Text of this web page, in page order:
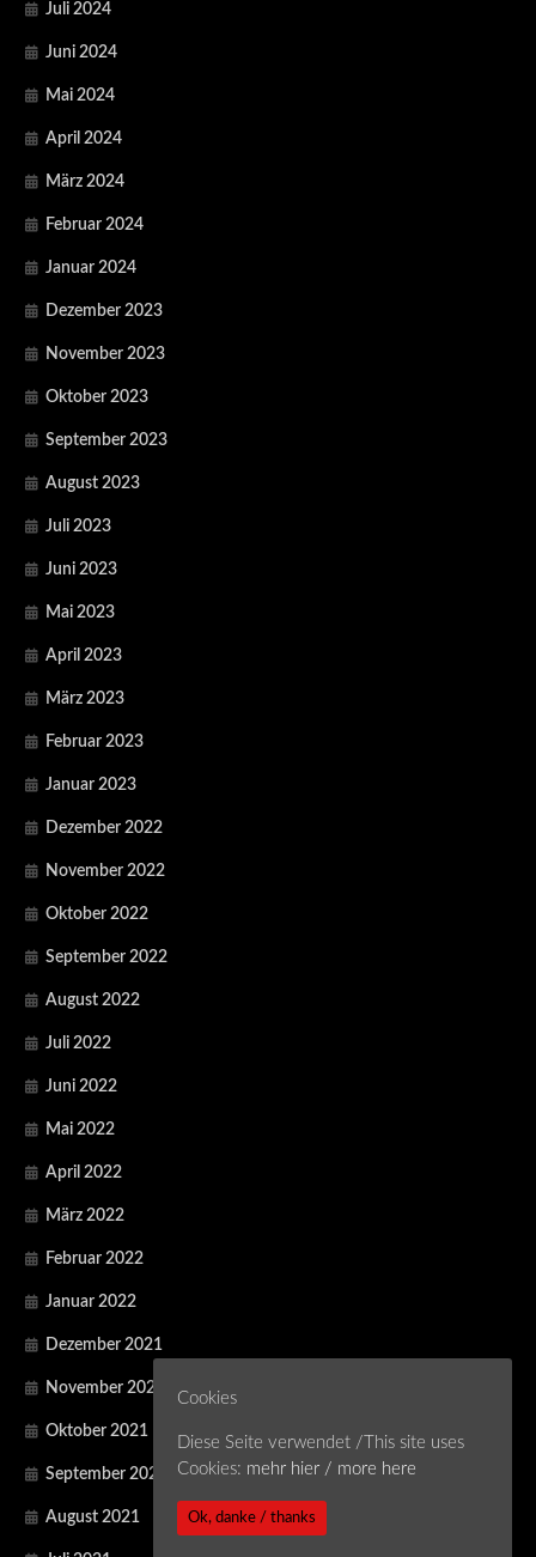
Juli 2024
Juni 2024
Mai 2024
April 2024
März 2024
Februar 2024
Januar 2024
Dezember 2023
November 2023
Oktober 2023
September 2023
August 2023
Juli 2023
Juni 2023
Mai 2023
April 2023
März 2023
Februar 2023
Januar 2023
Dezember 2022
November 2022
Oktober 2022
September 2022
August 2022
Juli 2022
Juni 2022
Mai 2022
April 2022
März 2022
Februar 2022
Januar 2022
Dezember 2021
November 2021
Oktober 2021
September 2021
August 2021
Cookies
Diese Seite verwendet /This site uses
Cookies: mehr hier / more here
Ok, danke / thanks